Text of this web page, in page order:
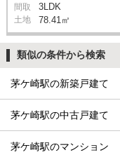
間取 3LDK
土地 78.41㎡
類似の条件から検索
茅ケ崎駅の新築戸建て
茅ケ崎駅の中古戸建て
茅ケ崎駅のマンション